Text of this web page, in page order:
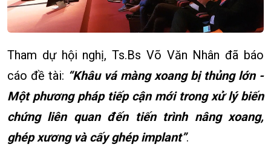
Tham dự hội nghị, Ts.Bs Võ Văn Nhân đã báo
cáo đề tài: “Khâu vá màng xoang bị thủng lớn -
Một phương pháp tiếp cận mới trong xử lý biến
chứng liên quan đến tiến trình nâng xoang,
ghép xương và cấy ghép implant”.